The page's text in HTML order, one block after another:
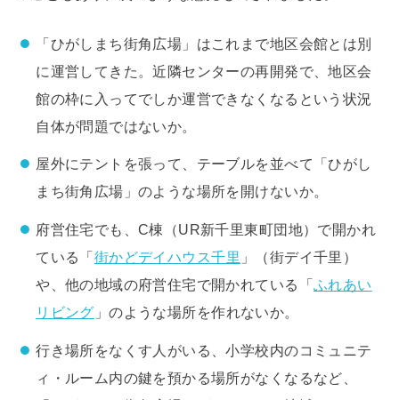
「ひがしまち街角広場」はこれまで地区会館とは別
に運営してきた。近隣センターの再開発で、地区会
館の枠に入ってでしか運営できなくなるという状況
自体が問題ではないか。
屋外にテントを張って、テーブルを並べて「ひがし
まち街角広場」のような場所を開けないか。
府営住宅でも、C棟（UR新千里東町団地）で開かれ
ている「街かどデイハウス千里 」（街デイ千里）
や、他の地域の府営住宅で開かれている「ふれあい
リビング 」のような場所を作れないか。
行き場所をなくす人がいる、小学校内のコミュニテ
ィ・ルーム内の鍵を預かる場所がなくなるなど、